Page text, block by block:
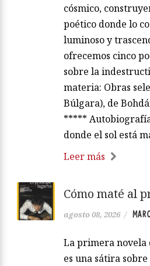
cósmico,
poético donde lo
luminoso y
ofrecemos cinco
sobre la
materia: Obras
Búlgara), de
*****
donde el sol está
Leer más
Cómo maté al
agosto 08, 2026 /
La primera novela
es una sátira